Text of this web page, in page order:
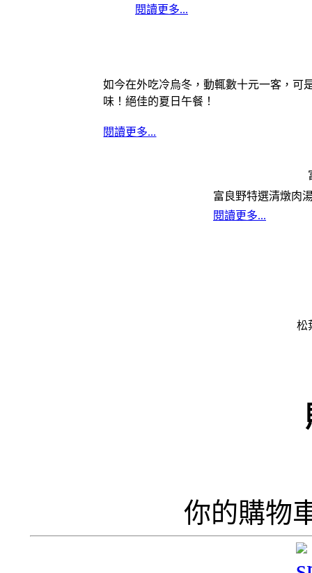
韓
閱讀更多...
如今在外吃冷烏冬，動輒數十元一客，可
味！絕佳的夏日午餐！
閱讀更多...
富良野特選清燉肉
閱讀更多...
松
你的購物